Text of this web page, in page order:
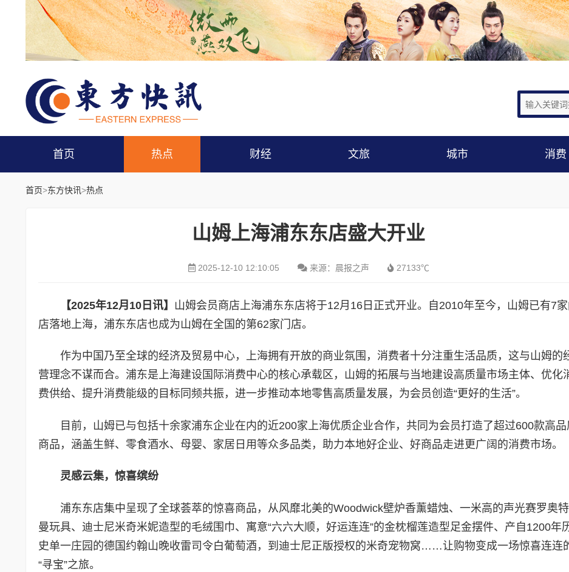
首页 热点 财经 文旅 城市 消费
首页>东方快讯>热点
山姆上海浦东东店盛大开业
2025-12-10 12:10:05 来源：晨报之声 27133℃
【2025年12月 10 日讯】 山姆会员商店上海浦东东店将于12月16日正式开业。自2010年至今，山姆已有7家
店落地上海，浦东东店也成为山姆在全国的第62家门店。
作为中国乃至全球的经济及贸易中心，上海拥有开放的商业氛围，消费者十分注重生活品质，这与山姆的
营理念不谋而合。浦东是上海建设国际消费中心的核心承载区，山姆的拓展与当地建设高质量市场主体、优化
费供给、提升消费能级的目标同频共振，进一步推动本地零售高质量发展，为会员创造“更好的生活”。
目前，山姆已与包括十余家浦东企业在内的近200家上海优质企业合作，共同为会员打造了超过600款高品
商品，涵盖生鲜、零食酒水、母婴、家居日用等众多品类，助力本地好企业、好商品走进更广阔的消费市场。
灵感云集，惊喜缤纷
浦东东店集中呈现了全球荟萃的惊喜商品，从风靡北美的Woodwick壁炉香薰蜡烛、一米高的声光赛罗奥特
曼玩具、迪士尼米奇米妮造型的毛绒围巾、寓意“六六大顺，好运连连”的金枕榴莲造型足金摆件、产自1200年
史单一庄园的德国约翰山晚收雷司令白葡萄酒，到迪士尼正版授权的米奇宠物窝……让购物变成一场惊喜连连
“寻宝”之旅。